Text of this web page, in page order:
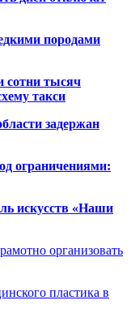
породами
сотни тысяч
такси
задержан
ограничениями:
искусств «Наши
организовать
пластика в